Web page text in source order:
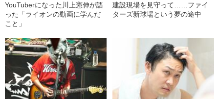
YouTuberになった川上憲伸が語
った「ライオンの動画に学んだ
こと」
建設現場を見守って……ファイ
ターズ新球場という夢の途中